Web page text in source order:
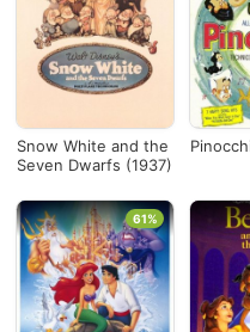
Países
Snow White and the
Seven Dwarfs (1937)
61%